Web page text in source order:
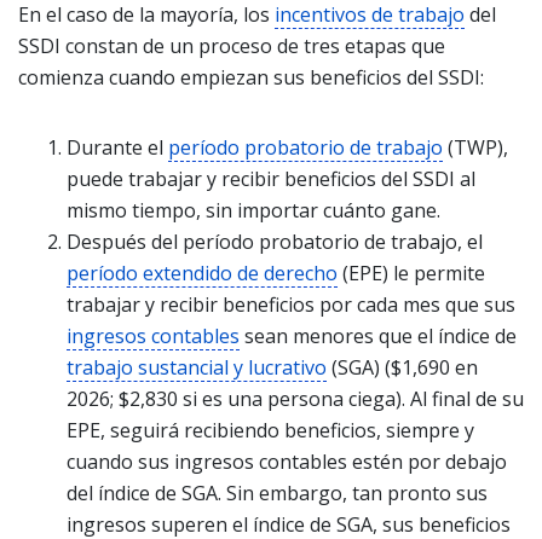
En el caso de la mayoría, los incentivos de trabajo del
SSDI constan de un proceso de tres etapas que
comienza cuando empiezan sus beneficios del SSDI:
Durante el período probatorio de trabajo (TWP),
puede trabajar y recibir beneficios del SSDI al
mismo tiempo, sin importar cuánto gane.
Después del período probatorio de trabajo, el
período extendido de derecho (EPE) le permite
trabajar y recibir beneficios por cada mes que sus
ingresos contables sean menores que el índice de
trabajo sustancial y lucrativo (SGA) ($1,690 en
2026; $2,830 si es una persona ciega). Al final de su
EPE, seguirá recibiendo beneficios, siempre y
cuando sus ingresos contables estén por debajo
del índice de SGA. Sin embargo, tan pronto sus
ingresos superen el índice de SGA, sus beneficios